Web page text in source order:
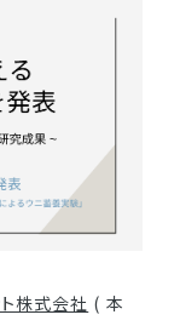
株式会社 ( 本